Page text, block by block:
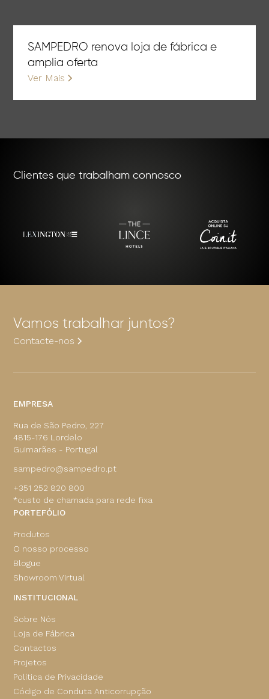
SAMPEDRO renova loja de fábrica e
amplia oferta
Ver Mais
Clientes que trabalham connosco
Vamos trabalhar juntos?
Contacte-nos
EMPRESA
Rua de São Pedro, 227
4815-176 Lordelo
Guimarães - Portugal
sampedro@sampedro.pt
+351 252 820 800
*custo de chamada para rede fixa
PORTEFÓLIO
Produtos
O nosso processo
Blogue
Showroom Virtual
INSTITUCIONAL
Sobre Nós
Loja de Fábrica
Contactos
Projetos
Política de Privacidade
Código de Conduta Anticorrupção